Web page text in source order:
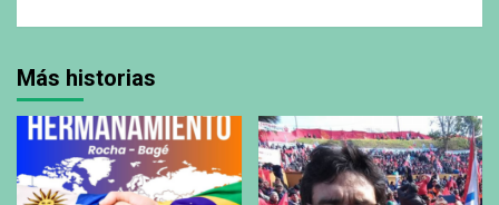
Más historias